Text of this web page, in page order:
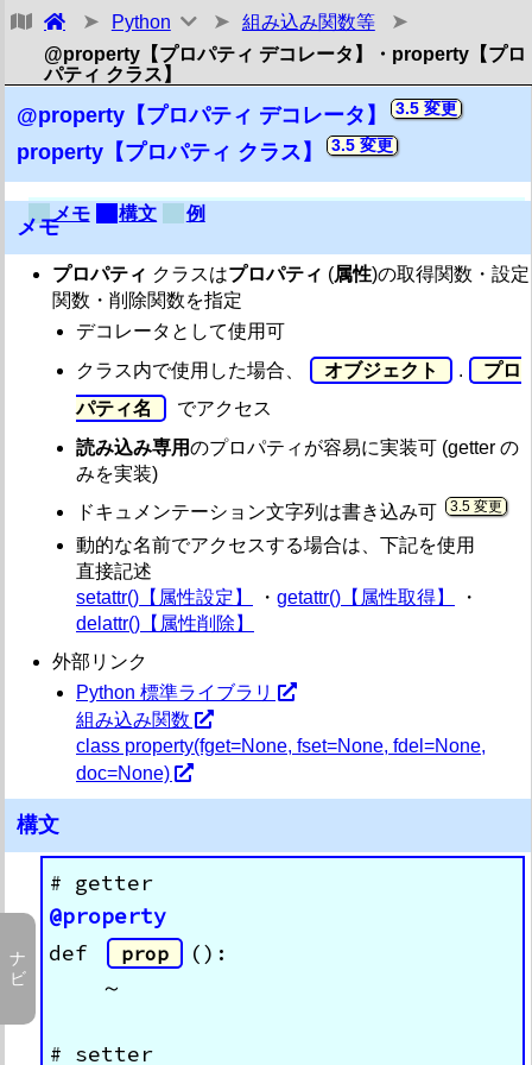
トップ・その他リファレンス メモ
メイン
構文
組み込み型・組み込み定数
組み込み関数等
組み込み関数等 一覧(※：組み込み型)
記号
__import__【インポート (高等)】
@classmethod【クラスメソッド】
@property【プロパティ デコレータ】 3.5
@staticmethod【静的メソッド】
abs【絶対値】
aiter 3.10
all【真偽判定 (全て)】
anext
any【真偽判定 (一部)】
ascii【印字可能文字列変換 (エスケープ)】
bool【ブール型】
breakpoint【ブレークポイント】
bytearray【バイト配列型 (可変)】
bytes【バイト配列型 (不変)】※
callable【呼び出し可能オブジェクト判定】
chr【Unicode コードポイント ⇒ 文字】
compile【コンパイル】 3.2 / 3.5 / 3.8
complex【複素数型】
D
delattr【属性削除】
dict【辞書型】 ※ 3.5 / 3.7～3.10
divmod【商・剰余】
Python
組み込み関数等
@property【プロパティ デコレータ】・property【プロ
パティ クラス】
@property【プロパティ デコレータ】 3.5
property【プロパティ クラス】 3.5
メモ 構文 例
メモ
プロパティ クラスはプロパティ (属性)の取得関数・設定
関数・削除関数を指定
デコレータとして使用可
クラス内で使用した場合、
オブジェクト .
プロ
パティ名
でアクセス
読み込み専用のプロパティが容易に実装可 (getter の
みを実装)
ドキュメンテーション文字列は書き込み可
3.5
動的な名前でアクセスする場合は、下記を使用
直接記述
setattr()【属性設定】
・ getattr()【属性取得】
・
delattr()【属性削除】
外部リンク
Python 標準ライブラリ
組み込み関数
class property(fget=None, fset=None, fdel=None,
doc=None)
構文
@property
def
prop
():